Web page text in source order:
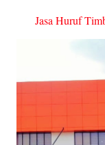
Jasa Huruf